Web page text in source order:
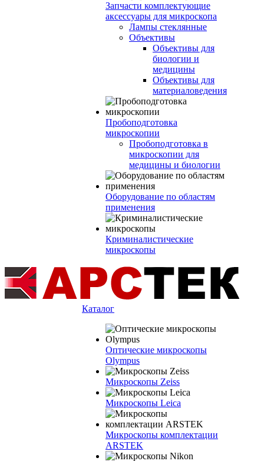
Запчасти комплектующие
аксессуары для микроскопа
Лампы стеклянные
Объективы
Объективы для
биологии и
медицины
Объективы для
материаловедения
Пробоподготовка
микроскопии
Пробоподготовка в
микроскопии для
медицины и биологии
Оборудование по областям
применения
Криминалистические
микроскопы
Каталог
Оптические микроскопы
Olympus
Микроскопы Zeiss
Микроскопы Leica
Микроскопы комплектации
ARSTEK